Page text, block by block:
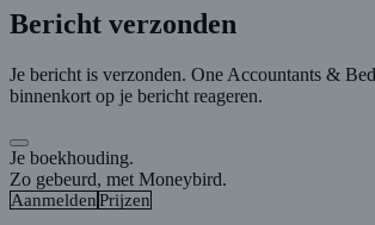
Bericht verzonden
Je bericht is verzonden. One Accountants &
binnenkort op je bericht reageren.